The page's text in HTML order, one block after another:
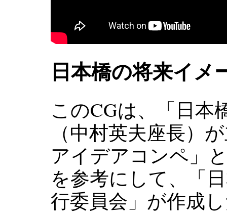
日本橋の将来イメ
このCGは、「日本
（中村英夫座長）
アイデアコンペ」
を参考にして、「
行委員会」が作成